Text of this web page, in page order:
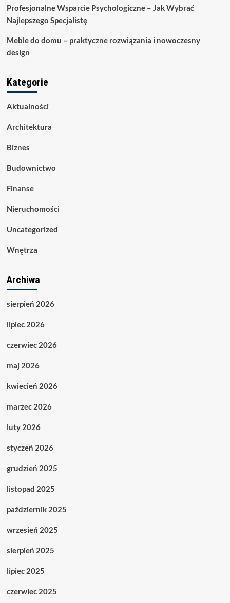
Profesjonalne Wsparcie Psychologiczne – Jak Wybrać
Najlepszego Specjalistę
Meble do domu – praktyczne rozwiązania i nowoczesny
design
Kategorie
Aktualności
Architektura
Biznes
Budownictwo
Finanse
Nieruchomości
Uncategorized
Wnętrza
Archiwa
sierpień 2026
lipiec 2026
czerwiec 2026
maj 2026
kwiecień 2026
marzec 2026
luty 2026
styczeń 2026
grudzień 2025
listopad 2025
październik 2025
wrzesień 2025
sierpień 2025
lipiec 2025
czerwiec 2025